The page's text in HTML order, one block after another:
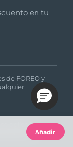
en tu
de FOREO y
aplica la
servicio deAñadir